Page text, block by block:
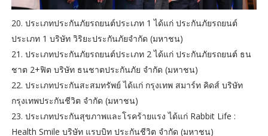
20. ประเภทประกันภัยรถยนต์ประเภท 1 ได้แก่ ประกันภัยรถยนต์
ประเภท 1 บริษัท วิริยะประกันภัยจำกัด (มหาชน)
21. ประเภทประกันภัยรถยนต์ประเภท 2 ได้แก่ ประกันภัยรถยนต์ ธน
ชาต 2+ฟิต บริษัท ธนชาตประกันภัย จำกัด (มหาชน)
22. ประเภทประกันสะสมทรัพย์ ได้แก่ กรุงเทพ สมาร์ท คิดส์ บริษัท
กรุงเทพประกันชีวิต จำกัด (มหาชน)
23. ประเภทประกันสุขภาพและโรคร้ายแรง ได้แก่ Rabbit Life :
Health Smile บริษัท แรบบิท ประกันชีวิต จำกัด (มหาชน)